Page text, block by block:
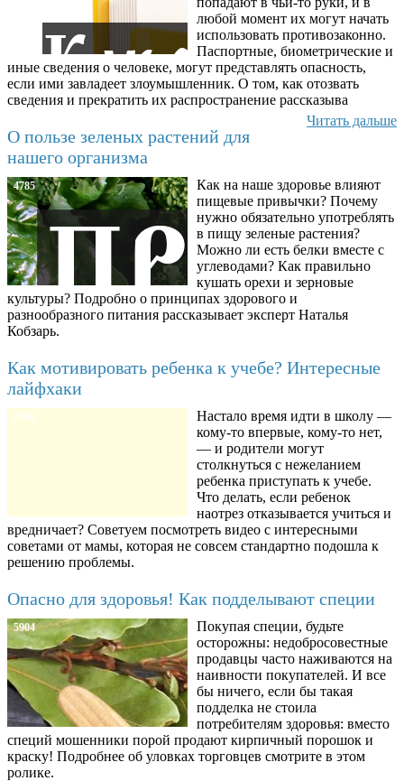
любой момент их могут начать
использовать противозаконно.
Паспортные, биометрические и
иные сведения о человеке, могут представлять опасность,
если ими завладеет злоумышленник. О том, как отозвать
сведения и прекратить их распространение рассказыва
Читать дальше
О пользе зеленых растений для
нашего организма
4785
Как на наше здоровье влияют
пищевые привычки? Почему
нужно обязательно употреблять
в пищу зеленые растения?
Можно ли есть белки вместе с
углеводами? Как правильно
кушать орехи и зерновые
культуры? Подробно о принципах здорового и
разнообразного питания рассказывает эксперт Наталья
Кобзарь.
Как мотивировать ребенка к учебе? Интересные
лайфхаки
8780
Настало время идти в школу —
кому-то впервые, кому-то нет,
— и родители могут
столкнуться с нежеланием
ребенка приступать к учебе.
Что делать, если ребенок
наотрез отказывается учиться и
вредничает? Советуем посмотреть видео с интересными
советами от мамы, которая не совсем стандартно подошла к
решению проблемы.
Опасно для здоровья! Как подделывают специи
5904
Покупая специи, будьте
осторожны: недобросовестные
продавцы часто наживаются на
наивности покупателей. И все
бы ничего, если бы такая
подделка не стоила
потребителям здоровья: вместо
специй мошенники порой продают кирпичный порошок и
краску! Подробнее об уловках торговцев смотрите в этом
ролике.